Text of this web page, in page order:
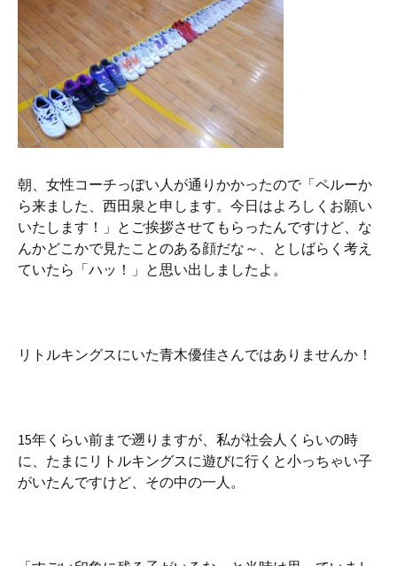
朝、女性コーチっぽい人が通りかかったので「ペルーか
ら来ました、西田泉と申します。今日はよろしくお願い
いたします！」とご挨拶させてもらったんですけど、な
んかどこかで見たことのある顔だな～、としばらく考え
ていたら「ハッ！」と思い出しましたよ。
リトルキングスにいた青木優佳さんではありませんか！
15年くらい前まで遡りますが、私が社会人くらいの時
に、たまにリトルキングスに遊びに行くと小っちゃい子
がいたんですけど、その中の一人。